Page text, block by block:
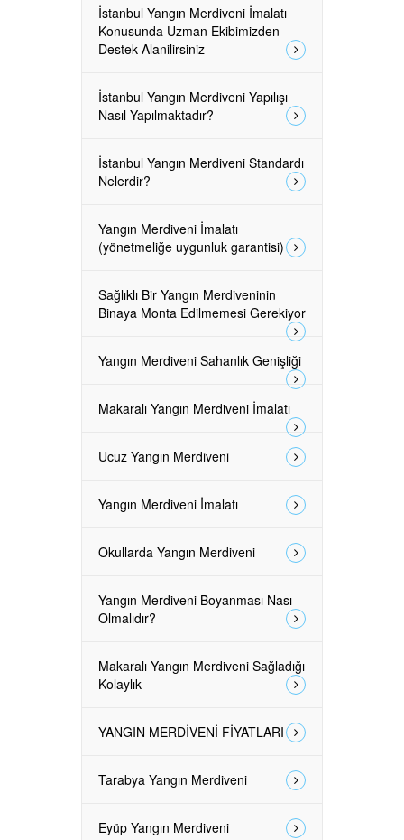
İstanbul Yangın Merdiveni İmalatı
Konusunda Uzman Ekibimizden
Destek Alanilirsiniz
İstanbul Yangın Merdiveni Yapılışı
Nasıl Yapılmaktadır?
İstanbul Yangın Merdiveni Standardı
Nelerdir?
Yangın Merdiveni İmalatı
(yönetmeliğe uygunluk garantisi)
Sağlıklı Bir Yangın Merdiveninin
Binaya Monta Edilmemesi Gerekiyor
Yangın Merdiveni Sahanlık Genişliği
Makaralı Yangın Merdiveni İmalatı
Ucuz Yangın Merdiveni
Yangın Merdiveni İmalatı
Okullarda Yangın Merdiveni
Yangın Merdiveni Boyanması Nası
Olmalıdır?
Makaralı Yangın Merdiveni Sağladığı
Kolaylık
YANGIN MERDİVENİ FİYATLARI
Tarabya Yangın Merdiveni
Eyüp Yangın Merdiveni